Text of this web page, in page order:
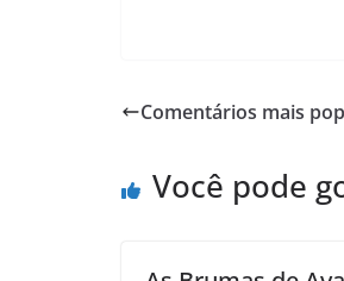
Comentários mais
Você pode